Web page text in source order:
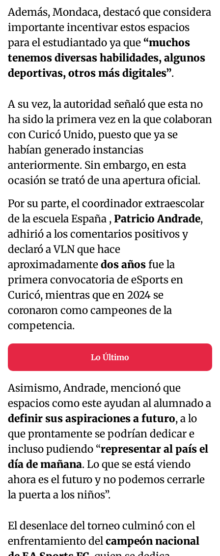
Además, Mondaca, destacó que considera
importante incentivar estos espacios
para el estudiantado ya que “muchos
tenemos diversas habilidades, algunos
deportivas, otros más digitales”.
A su vez, la autoridad señaló que esta no
ha sido la primera vez en la que colaboran
con Curicó Unido, puesto que ya se
habían generado instancias
anteriormente. Sin embargo, en esta
ocasión se trató de una apertura oficial.
Por su parte, el coordinador extraescolar
de la escuela España ,Patricio Andrade,
adhirió a los comentarios positivos y
declaró a VLN que hace
aproximadamentedos añosfue la
primera convocatoria de eSports en
Curicó, mientras que en 2024 se
coronaron como campeones de la
competencia.
Lo Último
Asimismo, Andrade, mencionó que
espacios como este ayudan al alumnado a
definir sus aspiraciones a futuro, a lo
que prontamente se podrían dedicar e
incluso pudiendo “representar al país el
día de mañana. Lo que se está viendo
ahora es el futuro y no podemos cerrarle
la puerta a los niños”.
El desenlace del torneo culminó con el
enfrentamiento delcampeón nacional